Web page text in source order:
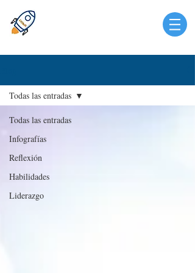
Todas las entradas
Infografías
Reflexión
Habilidades
Liderazgo
Todas las entradas